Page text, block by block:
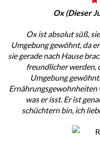
Ox (Dieser
Ox ist absolut süß,
Umgebung gewöhnt, da
sie gerade nach Hause
freundlicher werden,
Umgebung
Ernährungsgewohnheiten
was er isst. Er ist
schüchtern bin, ich